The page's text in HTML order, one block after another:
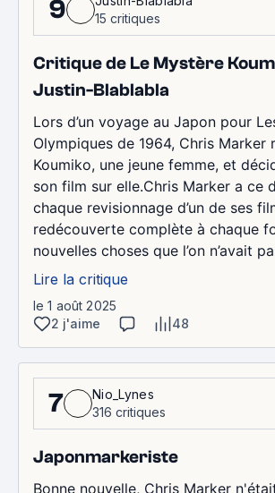
9
15 critiques
Critique de Le Mystère
Justin-Blablabla
Lors d’un voyage au Japon pour
Olympiques de 1964, Chris Marker
Koumiko, une jeune femme, et
son film sur elle.Chris Marker a ce
chaque revisionnage d’un de ses
redécouverte complète à chaque
nouvelles choses que l’on n’avait
Lire la critique
le 1 août 2025
2 j'aime
48
7
Nio_Lynes
316 critiques
Japonmarkeriste
Bonne nouvelle, Chris Marker